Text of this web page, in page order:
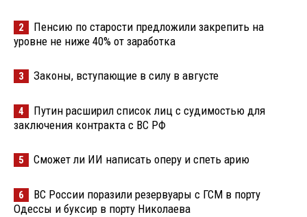
2
Пенсию по старости предложили закрепить на
уровне не ниже 40% от заработка
3 Законы, вступающие в силу в августе
4
Путин расширил список лиц с судимостью для
заключения контракта с ВС РФ
5 Сможет ли ИИ написать оперу и спеть арию
6
ВС России поразили резервуары с ГСМ в порту
Одессы и буксир в порту Николаева